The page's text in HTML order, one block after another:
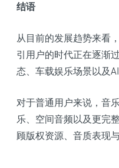
结语
从目前的发展趋势来看
引用户的时代正在逐渐
态、车载娱乐场景以及
对于普通用户来说，音
乐、空间音频以及更完
顾版权资源、音质表现